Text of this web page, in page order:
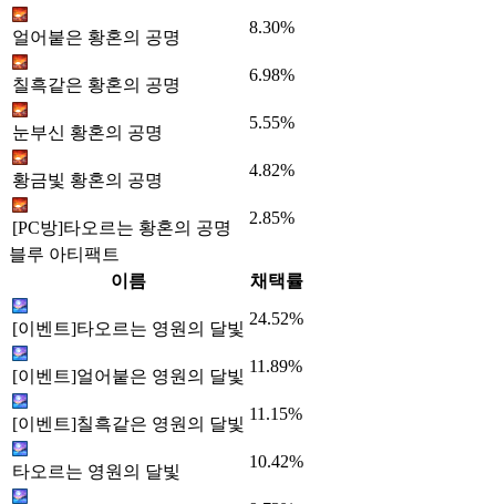
얼어붙은 황혼의 공명
8.30%
칠흑같은 황혼의 공명
6.98%
눈부신 황혼의 공명
5.55%
황금빛 황혼의 공명
4.82%
[PC방]타오르는 황혼의 공명
2.85%
블루 아티팩트
이름
채택률
[이벤트]타오르는 영원의 달빛
24.52%
[이벤트]얼어붙은 영원의 달빛
11.89%
[이벤트]칠흑같은 영원의 달빛
11.15%
타오르는 영원의 달빛
10.42%